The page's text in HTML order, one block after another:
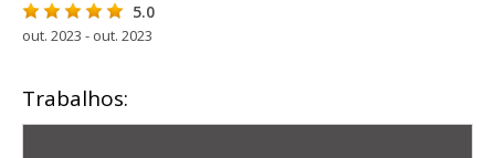
5.0
out. 2023 - out. 2023
Trabalhos: